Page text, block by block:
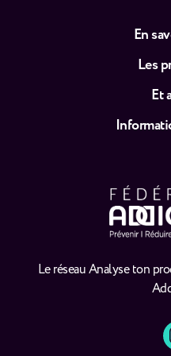
Le réseau Analyse ton
En
Les
Et